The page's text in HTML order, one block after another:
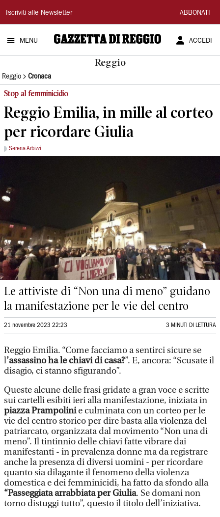
Gazzetta
di
Reggio
Iscriviti alle Newsletter ABBONATI
MENU ACCEDI
Reggio
Reggio Cronaca
Stop al femminicidio
Reggio Emilia, in mille al corteo
per ricordare Giulia
Serena Arbizzi
Le attiviste di “Non una di meno” guidano
la manifestazione per le vie del centro
21 novembre 2023 22:23 3 MINUTI DI LETTURA
Reggio Emilia. “Come facciamo a sentirci sicure se
l’assassino ha le chiavi di casa?”. E, ancora: “Scusate il
disagio, ci stanno sfigurando”.
Queste alcune delle frasi gridate a gran voce e scritte
sui cartelli esibiti ieri alla manifestazione, iniziata in
piazza Prampolinie culminata con un corteo per le
vie del centro storico per dire basta alla violenza del
patriarcato, organizzata dal movimento “Non una di
meno”. Il tintinnio delle chiavi fatte vibrare dai
manifestanti - in prevalenza donne ma da registrare
anche la presenza di diversi uomini - per ricordare
quanto sia dilagante il fenomeno della violenza
domestica e dei femminicidi, ha fatto da sfondo alla
“Passeggiata arrabbiata per Giulia. Se domani non
torno distuggi tutto”, questo il titolo dell’iniziativa.